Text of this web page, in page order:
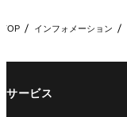
TOP インフォメーション
サービス